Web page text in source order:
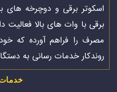
اسکوتر برقی و دوچرخه های
برقی با وات های بالا فعالیت
مصرف را فراهم آورده که
روندکار خدمات رسانی به